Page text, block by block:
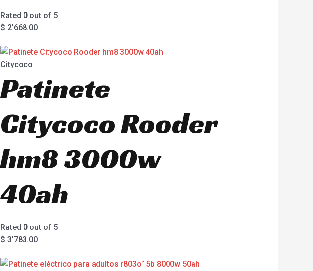
Rated 0out of 5
$ 2'668.00
Citycoco
Patinete
Citycoco Rooder
hm8 3000w
40ah
Rated 0out of 5
$ 3'783.00